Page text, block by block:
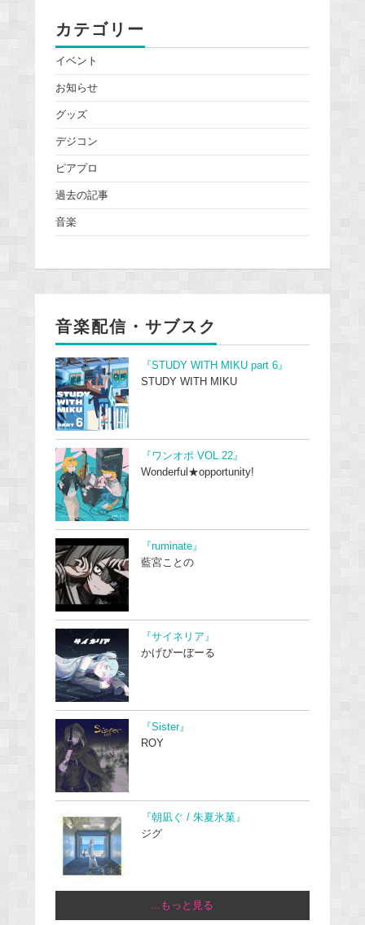
カテゴリー
イベント
お知らせ
グッズ
デジコン
ピアプロ
過去の記事
音楽
音楽配信・サブスク
『STUDY WITH MIKU part 6』
STUDY WITH MIKU
『ワンオポ VOL.22』
Wonderful★opportunity!
『ruminate』
藍宮ことの
『サイネリア』
かげぴーぼーる
『Sister』
ROY
『朝凪ぐ / 朱夏氷菓』
ジグ
...もっと見る